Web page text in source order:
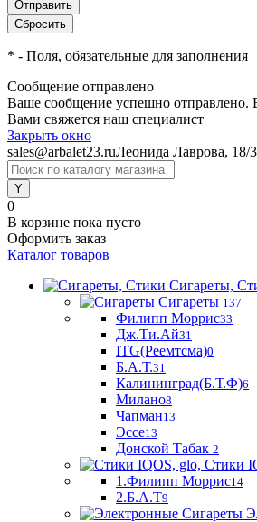
* - Поля, обязательные для заполнения
Сообщение отправлено
Ваше сообщение успешно отправлено.
Вами свяжется наш специалист
Закрыть окно
sales@arbalet23.ruЛеонида Лаврова, 18/3
0
В корзине пока пусто
Оформить заказ
Каталог товаров
Сигареты,
Сигареты 137
Филипп Моррис33
Дж.Ти.Ай31
ITG(Реемтсма)0
Б.А.Т.31
Калининград(Б.Т.Ф)6
Милано8
Чапман13
Эссе13
Донской Табак 2
Стики
1.Филипп Моррис14
2.Б.А.Т9